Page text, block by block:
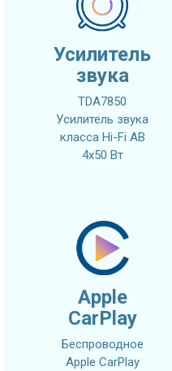
Усилитель
звука
TDA7850
Усилитель звука
класса Hi-Fi AB
4x50 Вт
Apple
CarPlay
Беспроводное
Apple CarPlay